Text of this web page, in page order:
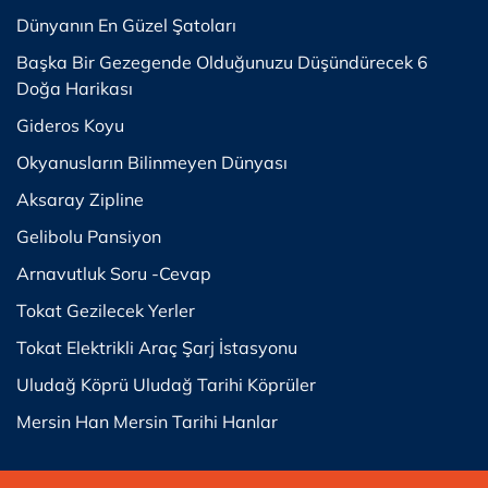
Dünyanın En Güzel Şatoları
Başka Bir Gezegende Olduğunuzu Düşündürecek 6
Doğa Harikası
Gideros Koyu
Okyanusların Bilinmeyen Dünyası
Aksaray Zipline
Gelibolu Pansiyon
Arnavutluk Soru -Cevap
Tokat Gezilecek Yerler
Tokat Elektrikli Araç Şarj İstasyonu
Uludağ Köprü Uludağ Tarihi Köprüler
Mersin Han Mersin Tarihi Hanlar